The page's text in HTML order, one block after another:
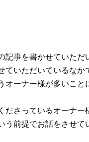
記事を書かせていた
ていただいているなか
オーナー様が多いこと
ださっているオーナ
う前提でお話をさせて